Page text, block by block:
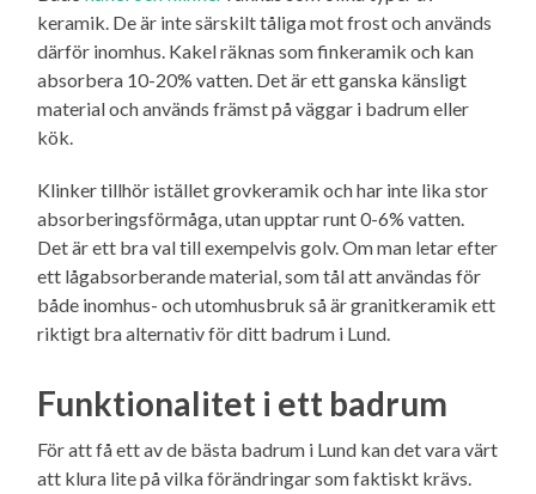
keramik. De är inte särskilt tåliga mot frost och används
därför inomhus. Kakel räknas som finkeramik och kan
absorbera 10-20% vatten. Det är ett ganska känsligt
material och används främst på väggar i badrum eller
kök.
Klinker tillhör istället grovkeramik och har inte lika stor
absorberingsförmåga, utan upptar runt 0-6% vatten.
Det är ett bra val till exempelvis golv. Om man letar efter
ett lågabsorberande material, som tål att användas för
både inomhus- och utomhusbruk så är granitkeramik ett
riktigt bra alternativ för ditt badrum i Lund.
Funktionalitet i ett badrum
För att få ett av de bästa badrum i Lund kan det vara värt
att klura lite på vilka förändringar som faktiskt krävs.